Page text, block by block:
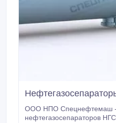
ООО НПО Спецнефтемаш -
нефтегазосепараторов